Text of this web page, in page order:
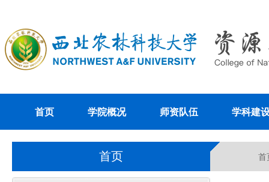
首页 学院概况 师资队伍 学科建
首页 首